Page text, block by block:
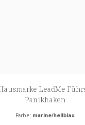
LeadMe
Panikhaken
Farbe: marine/hellblau